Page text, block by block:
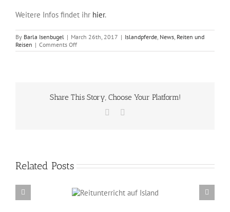
Weitere Infos findet ihr hier.
By Barla Isenbugel | March 26th, 2017 | Islandpferde News Reiten und
Reisen | Comments Offon
Für
Share This Story, Choose Your Platform!
Facebook
Related Posts
auf
Neue Verkaufspferde unterwegs in